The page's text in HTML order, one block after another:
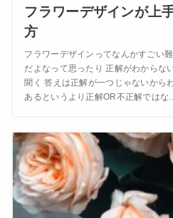
フラワーデザインが上
方
フラワーデザインってなんかすごい
だよなって思ったり 正解がわからな
聞く 答えは正解が一つじゃないから
あるというより正解OR不正解ではな...